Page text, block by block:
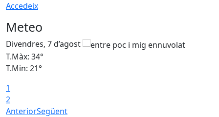
Accedeix
Meteo
Divendres, 7 d’agost
T.Màx: 34°
T.Min: 21°
1
2
AnteriorSegüent